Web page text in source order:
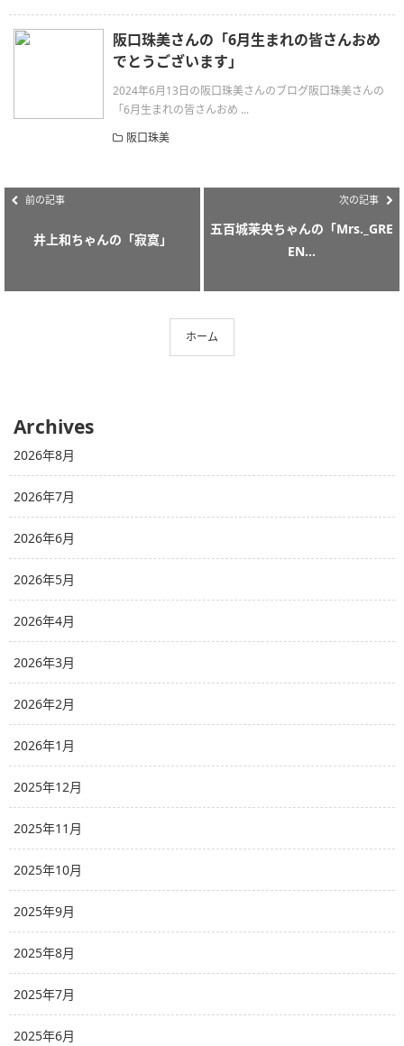
阪口珠美さんの「6月生まれの皆さんおめ
でとうございます」
2024年6月13日の阪口珠美さんのブログ阪口珠美さんの
「6月生まれの皆さんおめ ...
阪口珠美
前の記事
井上和ちゃんの「寂寞」
次の記事
五百城茉央ちゃんの「Mrs._GRE
EN...
ホーム
Archives
2026年8月
2026年7月
2026年6月
2026年5月
2026年4月
2026年3月
2026年2月
2026年1月
2025年12月
2025年11月
2025年10月
2025年9月
2025年8月
2025年7月
2025年6月